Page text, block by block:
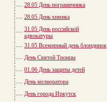
28.05 День пограничника
28.05 День химика
31.05 День российской
адвокатуры
31.05 Всемирный день блондинок
День Святой Троицы
01.06 День защиты детей
День мелиоратора
День города Иркутск